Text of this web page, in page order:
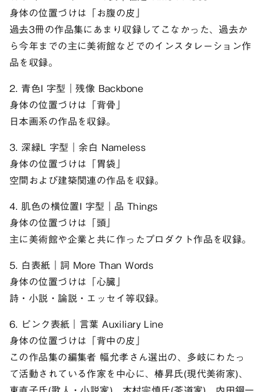
身体の位置づけは「お腹の皮」
過去3冊の作品集にあまり収録してこなかった、過去か
ら今年までの主に美術館などでのインスタレーション作
品を収録。
2. 青色I 字型｜残像 Backbone
身体の位置づけは「背骨」
日本画系の作品を収録。
3. 深緑L 字型｜余白 Nameless
身体の位置づけは「胃袋」
空間および建築関連の作品を収録。
4. 肌色の横位置I 字型｜品 Things
身体の位置づけは「頭」
主に美術館や企業と共に作ったプロダクト作品を収録。
5. 白表紙｜詞 More Than Words
身体の位置づけは「心臓」
詩・小説・論説・エッセイ等収録。
6. ピンク表紙｜言葉 Auxiliary Line
身体の位置づけは「背中の皮」
この作品集の編集者 幅允孝さん選出の、多岐にわたっ
て活動されている作家を中心に、椿昇氏(現代美術家)、